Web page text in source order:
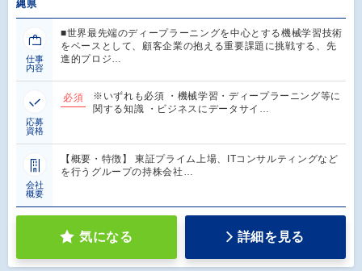
縄県
仕事
内容
■世界最先端のディープラーニングを中心とする機械学習技術
をベースとして、顧客企業の抱える重要課題に挑戦する、先
進的プロジ…
応募
資格
必須
※いずれも必須 ・機械学習・ディープラーニング等に
関する知識 ・ビジネスにデータサイ…
会社
概要
【概要・特徴】 東証プライム上場、ITコンサルティングなど
を行うグループの持株会社…
気になる 詳細を見る